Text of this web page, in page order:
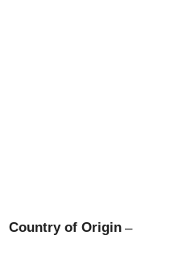
Country of Origin –